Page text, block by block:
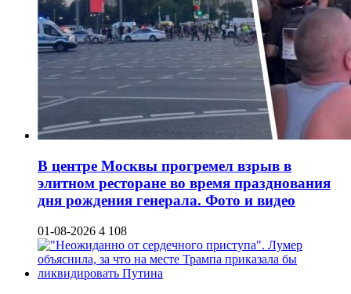
В центре Москвы прогремел взрыв в
элитном ресторане во время празднования
дня рождения генерала. Фото и видео
01-08-2026 4 108